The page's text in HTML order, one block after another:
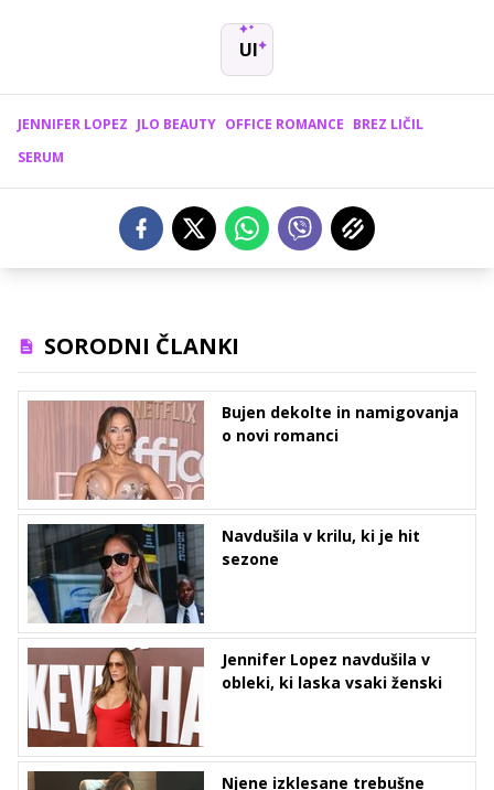
UI
JENNIFER LOPEZ JLO BEAUTY OFFICE ROMANCE BREZ LIČIL
SERUM
SORODNI ČLANKI
Bujen dekolte in namigovanja
o novi romanci
Navdušila v krilu, ki je hit
sezone
Jennifer Lopez navdušila v
obleki, ki laska vsaki ženski
Njene izklesane trebušne